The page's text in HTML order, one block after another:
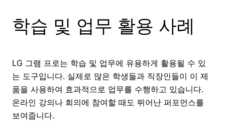
학습 및 업무 활용 사례
LG 그램 프로는 학습 및 업무에 유용하게 활용될 수 있
는 도구입니다. 실제로 많은 학생들과 직장인들이 이 제
품을 사용하여 효과적으로 업무를 수행하고 있습니다.
온라인 강의나 회의에 참여할 때도 뛰어난 퍼포먼스를
보여줍니다.